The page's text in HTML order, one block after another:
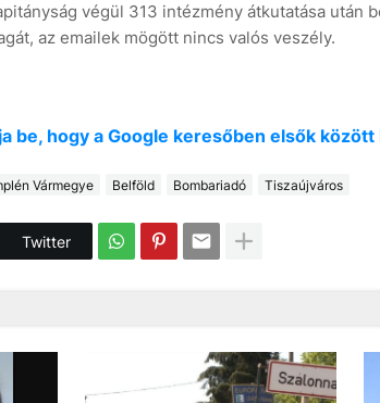
végül 313 intézmény átkutatása után
az emailek mögött nincs valós veszély.
be, hogy a Google keresőben elsők között
Vármegye Belföld Bombariadó Tiszaújváros
Twitter